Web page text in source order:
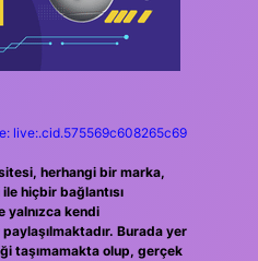
live:.cid.575569c608265c69
herhangi bir marka,
hiçbir bağlantısı
yalnızca kendi
paylaşılmaktadır. Burada yer
taşımamakta olup, gerçek